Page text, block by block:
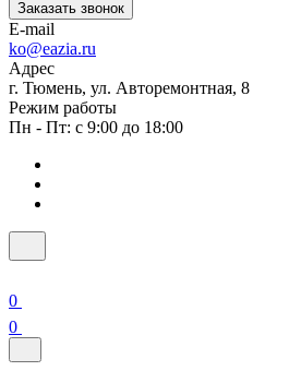
Заказать звонок
E-mail
ko@eazia.ru
Адрес
г. Тюмень, ул. Авторемонтная, 8
Режим работы
Пн - Пт: с 9:00 до 18:00
0
0